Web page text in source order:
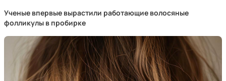
Ученые впервые вырастили работающие волосяные
фолликулы в пробирке